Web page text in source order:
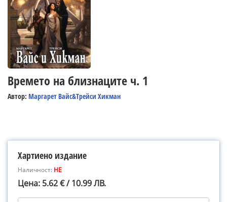
Времето на близнаците ч. 1
Автор: Маргарет Вайс&Трейси Хикман
Хартиено издание
Наличност: НЕ
Цена: 5.62 € / 10.99 ЛВ.